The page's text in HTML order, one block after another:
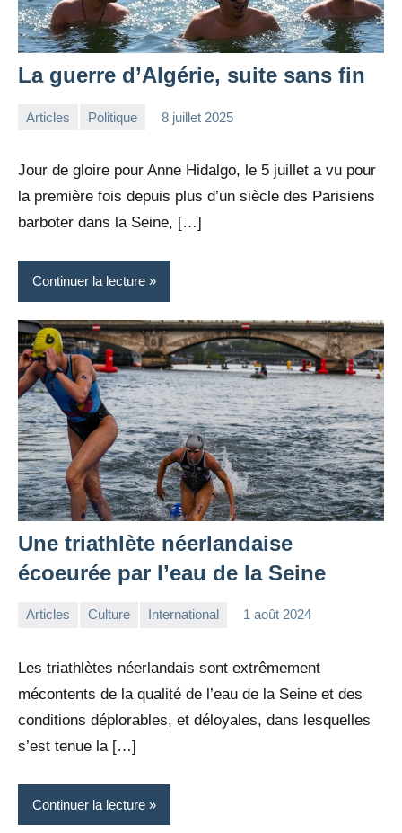
La guerre d’Algérie, suite sans fin
Articles Politique 8 juillet 2025
Jour de gloire pour Anne Hidalgo, le 5 juillet a vu pour
la première fois depuis plus d’un siècle des Parisiens
barboter dans la Seine, […]
Continuer la lecture
Une triathlète néerlandaise
écoeurée par l’eau de la Seine
Articles Culture International 1 août 2024
Les triathlètes néerlandais sont extrêmement
mécontents de la qualité de l’eau de la Seine et des
conditions déplorables, et déloyales, dans lesquelles
s’est tenue la […]
Continuer la lecture